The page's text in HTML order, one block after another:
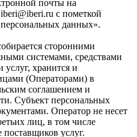
почты на
с пометкой
данных».
сторонними
системами, средствами
хранится и
(Операторами) в
соглашением и
Субъект персональных
Оператор не несет
лиц, в том числе
услуг.